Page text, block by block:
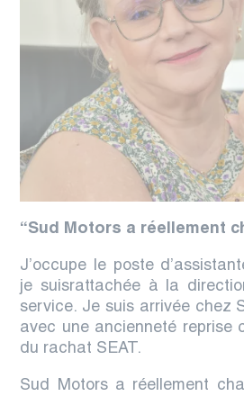
“Sud Motors a réellement
J’occupe le poste
je suisrattachée à la
service. Je suis arrivée chez
avec une ancienneté reprise
du rachat SEAT.
Sud Motors a réellement